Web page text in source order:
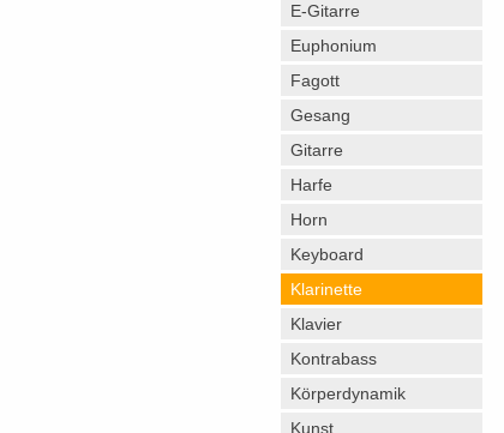
E-Gitarre
Euphonium
Fagott
Gesang
Gitarre
Harfe
Horn
Keyboard
Klarinette
Klavier
Kontrabass
Körperdynamik
Kunst